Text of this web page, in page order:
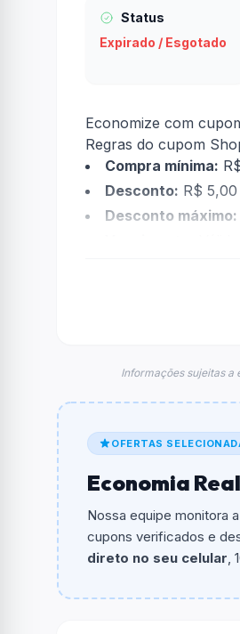
Status
Expirado / Esgotado
Economize com
Regras do cupom
Compra mínima:
Desconto: R$ 5,00
Desconto máximo:
econtradas
O código é
INFI23249
De quanto é o
O valor minimo de
Qual é o desconto
Não informado ou
Informações sujeitas a
OFERTAS
Economia
Nossa equipe monitora
cupons verificados e
direto no seu celular,